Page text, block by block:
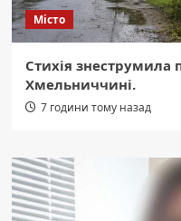
Місто
Стихія знеструмила
Хмельниччині.
7 години тому назад